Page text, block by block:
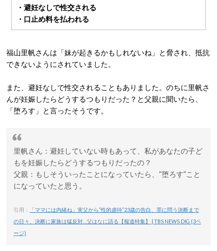
・避妊なしで性交される
・口止め料を払われる
福山里帆さんは「妹が起きるかもしれないね」と脅され、抵抗
できないようにされていました。
また、避妊なしで性交されることもありました。のちに里帆さ
んが妊娠したらどうするつもりだった？と父親に聞いたら、
「堕ろす」と言ったそうです。
里帆さん：避妊していない時もあって、私があなたの子ど
もを妊娠したらどうするつもりだったの？
父親：もしそういったことになっていたら、“堕ろす”こと
になっていたと思う。
引用：
「ママには内緒ね」実父から“性的虐待”23歳の告白、罪に問う決断まで
の日々、決断に家族は猛反対…父はなに語る【報道特集】 | TBS NEWS DIG (3ペ
ージ)